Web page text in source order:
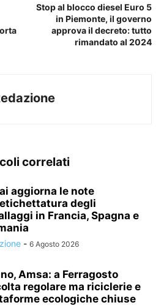
Stop al blocco diesel Euro 5
in Piemonte, il governo
approva il decreto: tutto
rimandato al 2024
correlati
aggiorna le note
degli
in Francia, Spagna e
- 6 Agosto 2026
Amsa: a Ferragosto
regolare ma riciclerie e
ecologiche chiuse